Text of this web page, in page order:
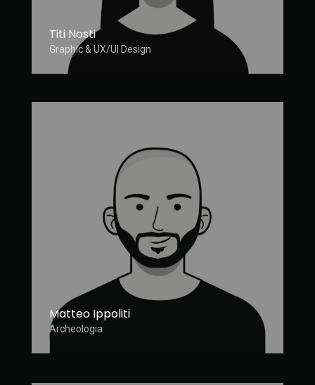
Titi Nosti
Graphic & UX/UI Design
Matteo Ippoliti
Archeologia